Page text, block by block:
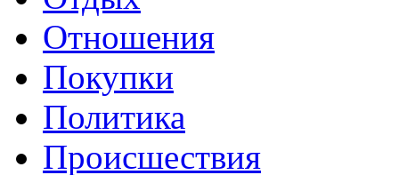
Отношения
Покупки
Политика
Происшествия